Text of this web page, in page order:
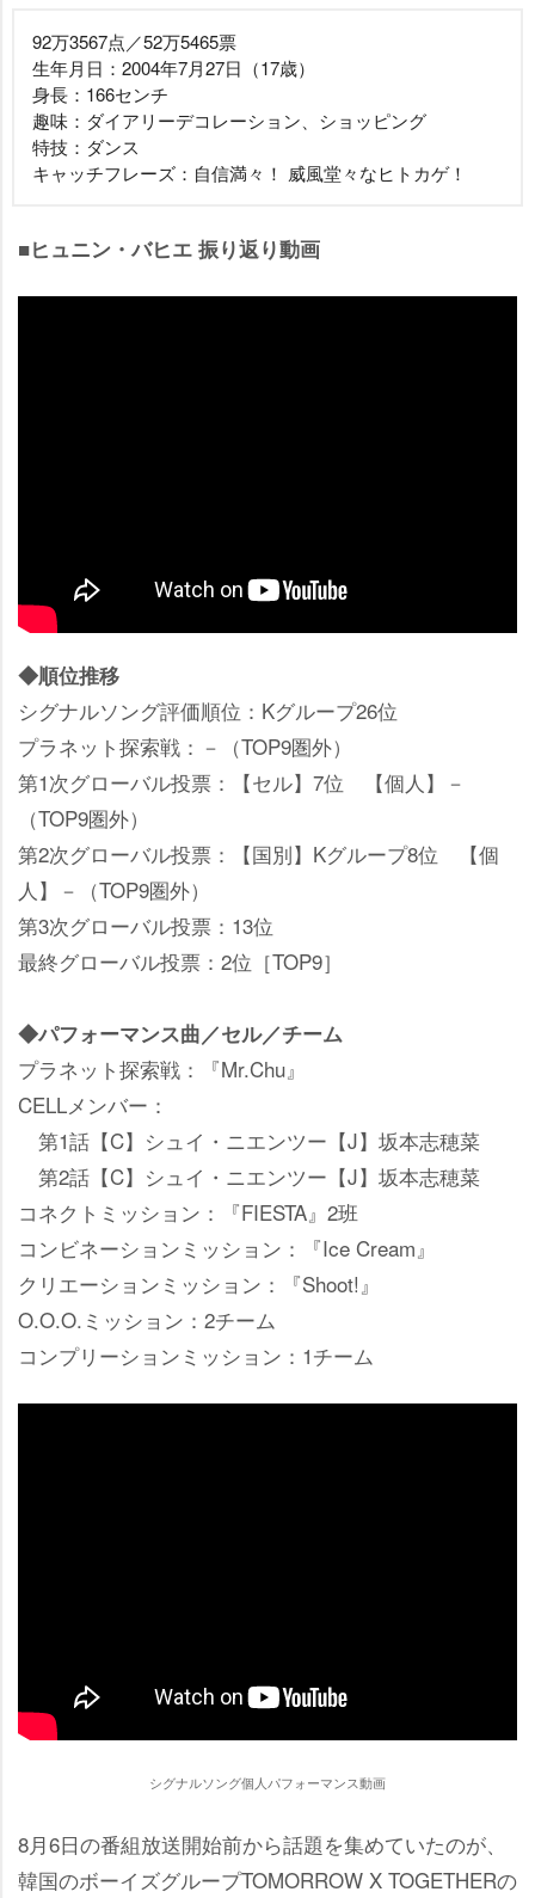
92万3567点／52万5465票
生年月日：2004年7月27日（17歳）
身長：166センチ
趣味：ダイアリーデコレーション、ショッピング
特技：ダンス
キャッチフレーズ：自信満々！ 威風堂々なヒトカゲ！
■ヒュニン・バヒエ 振り返り動画
◆順位推移
シグナルソング評価順位：Kグループ26位
プラネット探索戦：－（TOP9圏外）
第1次グローバル投票：【セル】7位 【個人】－
（TOP9圏外）
第2次グローバル投票：【国別】Kグループ8位 【個
人】－（TOP9圏外）
第3次グローバル投票：13位
最終グローバル投票：2位［TOP9］
◆パフォーマンス曲／セル／チーム
プラネット探索戦：『Mr.Chu』
CELLメンバー：
第1話【C】シュイ・ニエンツー【J】坂本志穂菜
第2話【C】シュイ・ニエンツー【J】坂本志穂菜
コネクトミッション：『FIESTA』2班
コンビネーションミッション：『Ice Cream』
クリエーションミッション：『Shoot!』
O.O.O.ミッション：2チーム
コンプリーションミッション：1チーム
シグナルソング個人パフォーマンス動画
8月6日の番組放送開始前から話題を集めていたのが、
韓国のボーイズグループTOMORROW X TOGETHERの